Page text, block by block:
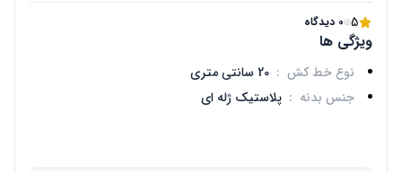
5 0 دیدگاه
ویژگی ها
نوع خط کش : 20 سانتی متری
جنس بدنه : پلاستیک ژله ای